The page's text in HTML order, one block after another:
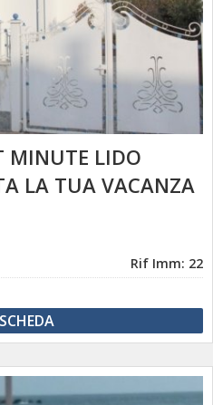
MINUTE LIDO
LA TUA VACANZA
Rif Imm: 22